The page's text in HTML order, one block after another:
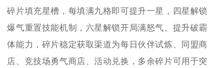
碎片填充星槽，每填满九格即可提升一星，四星解锁
爆气重置技能机制，六星解锁开局满怒气、提升破霸
体能力，碎片稳定获取渠道为每日伙伴试炼、同盟商
店、竞技场勇气商店、活动兑换，多余碎片可用于突